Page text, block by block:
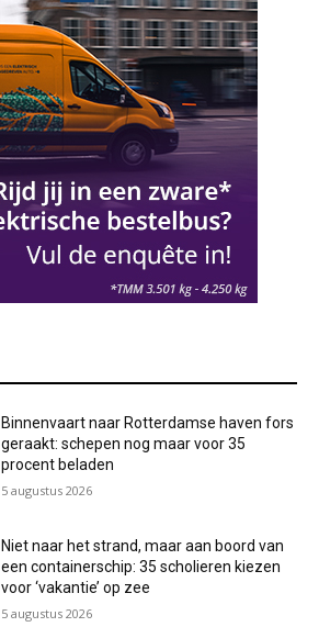
Binnenvaart naar Rotterdamse haven fors
geraakt: schepen nog maar voor 35
procent beladen
5 augustus 2026
Niet naar het strand, maar aan boord van
een containerschip: 35 scholieren kiezen
voor ‘vakantie’ op zee
5 augustus 2026